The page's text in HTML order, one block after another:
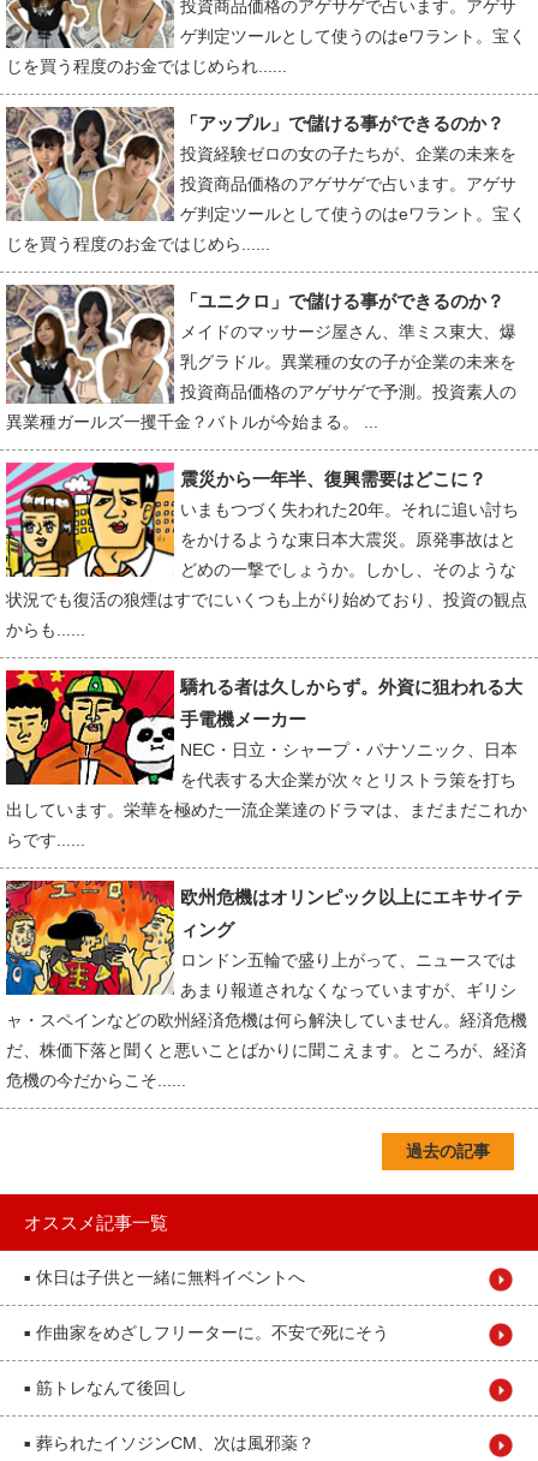
投資商品価格のアゲサゲで占います。アゲサ
ゲ判定ツールとして使うのはeワラント。宝く
じを買う程度のお金ではじめられ......
「アップル」で儲ける事ができるのか？
投資経験ゼロの女の子たちが、企業の未来を
投資商品価格のアゲサゲで占います。アゲサ
ゲ判定ツールとして使うのはeワラント。宝く
じを買う程度のお金ではじめら......
「ユニクロ」で儲ける事ができるのか？
メイドのマッサージ屋さん、準ミス東大、爆
乳グラドル。異業種の女の子が企業の未来を
投資商品価格のアゲサゲで予測。投資素人の
異業種ガールズ一攫千金？バトルが今始まる。 ...
震災から一年半、復興需要はどこに？
いまもつづく失われた20年。それに追い討ち
をかけるような東日本大震災。原発事故はと
どめの一撃でしょうか。しかし、そのような
状況でも復活の狼煙はすでにいくつも上がり始めており、投資の観点
からも......
驕れる者は久しからず。外資に狙われる大
手電機メーカー
NEC・日立・シャープ・パナソニック、日本
を代表する大企業が次々とリストラ策を打ち
出しています。栄華を極めた一流企業達のドラマは、まだまだこれか
らです......
欧州危機はオリンピック以上にエキサイテ
ィング
ロンドン五輪で盛り上がって、ニュースでは
あまり報道されなくなっていますが、ギリシ
ャ・スペインなどの欧州経済危機は何ら解決していません。経済危機
だ、株価下落と聞くと悪いことばかりに聞こえます。ところが、経済
危機の今だからこそ......
過去の記事
オススメ記事一覧
■ 休日は子供と一緒に無料イベントへ
■ 作曲家をめざしフリーターに。不安で死にそう
■ 筋トレなんて後回し
■ 葬られたイソジンCM、次は風邪薬？